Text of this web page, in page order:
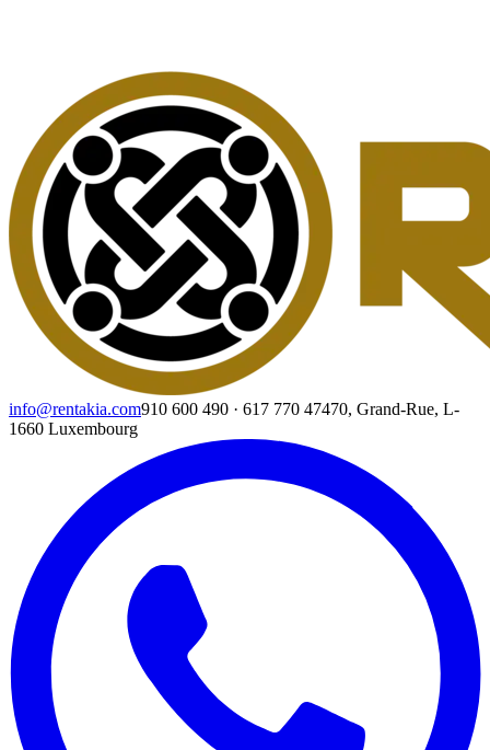
info@rentakia.com910 600 490 · 617 770 47470, Grand-Rue, L-
1660 Luxembourg